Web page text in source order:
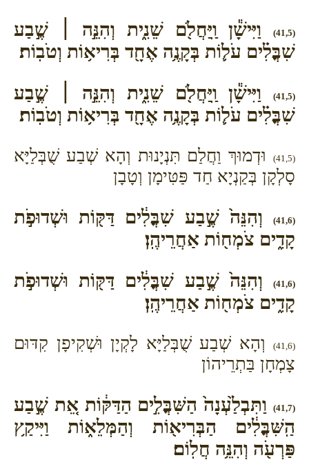
(41,5)
וַיִּישָׁ֕ן וַֽיַּחֲלֹ֖ם שֵׁנִ֑ית וְהִנֵּ֣ה ׀ שֶׁ֣בַע
שִׁבֳּלִ֗ים עֹל֛וֹת בְּקָנֶ֥ה אֶחָ֖ד בְּרִיא֥וֹת וְטֹבֽוֹת׃
(41,5)
וַיִּישָׁ֕ן וַֽיַּחֲלֹ֖ם שֵׁנִ֑ית וְהִנֵּ֣ה ׀ שֶׁ֣בַע
שִׁבֳּלִ֗ים עֹל֛וֹת בְּקָנֶ֥ה אֶחָ֖ד בְּרִיא֥וֹת וְטֹבֽוֹת׃
(41,5)
וּדְמוּךְ וַחֲלַם תִּנְיָנוּת וְהָא שְׁבַע שֻׁבְּלַיָּא
סָלְקָן בְּקַנְיָא חַד פַּטִּימָן וְטָבָן
(41,6)
וְהִנֵּה֙ שֶׁ֣בַע שִׁבֳּלִ֔ים דַּקּ֖וֹת וּשְׁדוּפֹ֣ת
קָדִ֑ים צֹמְח֖וֹת אַחֲרֵיהֶֽן׃
(41,6)
וְהִנֵּה֙ שֶׁ֣בַע שִׁבֳּלִ֔ים דַּקּ֖וֹת וּשְׁדוּפֹ֣ת
קָדִ֑ים צֹמְח֖וֹת אַחֲרֵיהֶֽן׃
(41,6)
וְהָא שְׁבַע שֻׁבְּלַיָּא לָקְיָן וּשְׁקִיפָן קִדּוּם
צָמְחָן בַּתְרֵיהוֹן
(41,7)
וַתִּבְלַ֙עְנָה֙ הַשִּׁבֳּלִ֣ים הַדַּקּ֔וֹת אֵ֚ת שֶׁ֣בַע
הַֽשִּׁבֳּלִ֔ים הַבְּרִיא֖וֹת וְהַמְּלֵא֑וֹת וַיִּיקַ֥ץ
פַּרְעֹ֖ה וְהִנֵּ֥ה חֲלֽוֹם׃